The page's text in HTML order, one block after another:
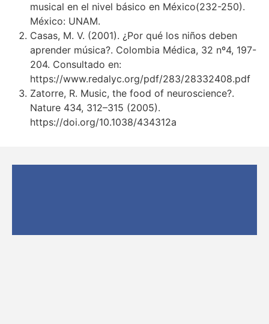
musical en el nivel básico en México(232-250).
México: UNAM.
Casas, M. V. (2001). ¿Por qué los niños deben
aprender música?. Colombia Médica, 32 nº4, 197-
204. Consultado en:
https://www.redalyc.org/pdf/283/28332408.pdf
Zatorre, R. Music, the food of neuroscience?.
Nature 434, 312–315 (2005).
https://doi.org/10.1038/434312a